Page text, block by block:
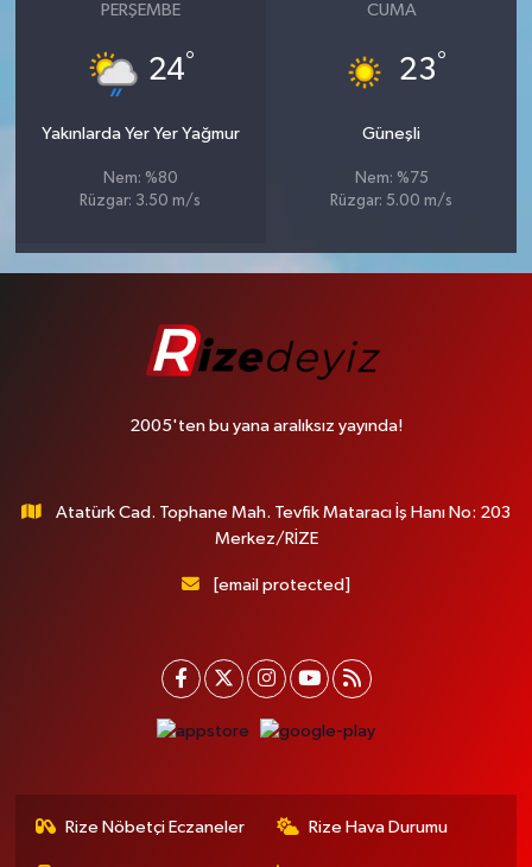
PERŞEMBE
24°
Yakınlarda Yer Yer Yağmur
Nem: %80
Rüzgar: 3.50 m/s
CUMA
23°
Güneşli
Nem: %75
Rüzgar: 5.00 m/s
2005'ten bu yana aralıksız yayında!
Atatürk Cad. Tophane Mah. Tevfik Mataracı İş Hanı No: 203
Merkez/RİZE
[email protected]
Rize Nöbetçi Eczaneler Rize Hava Durumu